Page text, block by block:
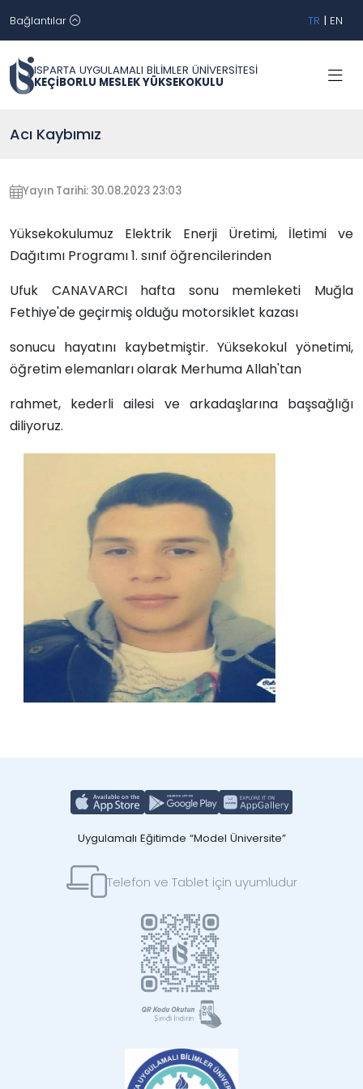
Bağlantılar TR | EN
ISPARTA UYGULAMALI BİLİMLER ÜNİVERSİTESİ
KEÇİBORLU MESLEK YÜKSEKOKULU
Acı Kaybımız
Yayın Tarihi: 30.08.2023 23:03
Yüksekokulumuz Elektrik Enerji Üretimi, İletimi ve
Dağıtımı Programı 1. sınıf öğrencilerinden
Ufuk CANAVARCI hafta sonu memleketi Muğla
Fethiye'de geçirmiş olduğu motorsiklet kazası
sonucu hayatını kaybetmiştir. Yüksekokul yönetimi,
öğretim elemanları olarak Merhuma Allah'tan
rahmet, kederli ailesi ve arkadaşlarına başsağlığı
diliyoruz.
Uygulamalı Eğitimde “Model Üniversite”
Telefon ve Tablet için uyumludur